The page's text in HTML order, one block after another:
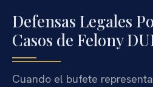
Defensas Legales
Casos de Felony
Cuando el bufete